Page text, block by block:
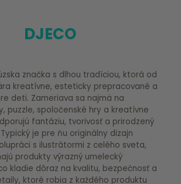
DJECO
značka s dlhou tradíciou, ktorá od
kreatívne, esteticky prepracované a
deti. Zameriava sa najmä na
puzzle, spoločenské hry a kreatívne
fantáziu, tvorivosť a prirodzený
je pre ňu originálny dizajn
s ilustrátormi z celého sveta,
produkty výrazný umelecký
kladie dôraz na kvalitu, bezpečnosť a
ktoré robia z každého produktu